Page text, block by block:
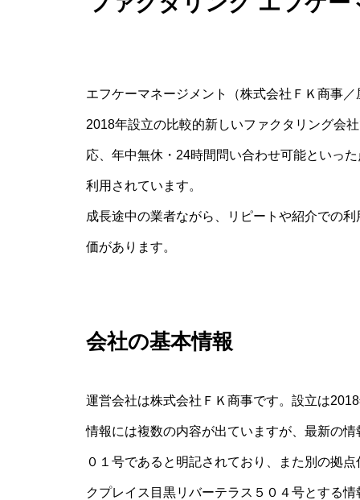
エフケーマネージメント（株式会社ＦＫ商事
2018年設立の比較的新しいファクタリング会
応、年中無休・24時間問い合わせ可能といっ
利用されています。
成長途中の業者ながら、リピートや紹介での
価があります。
会社の基本情報
運営会社は株式会社ＦＫ商事です。設立は
情報には複数の内容が出ていますが、最新の
０１号であると明記されており、また別の拠
クプレイス目黒リバーテラス５０４号とする